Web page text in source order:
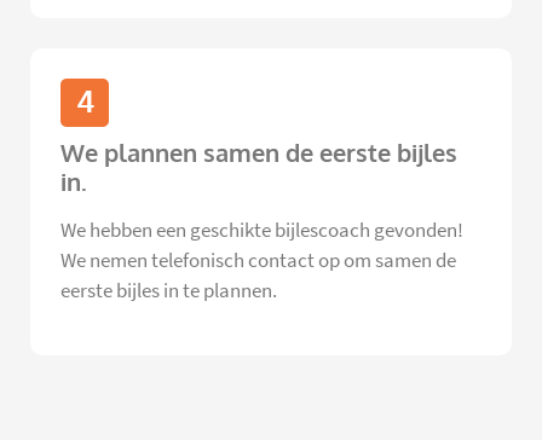
4
We plannen samen de eerste bijles
in.
We hebben een geschikte bijlescoach gevonden!
We nemen telefonisch contact op om samen de
eerste bijles in te plannen.